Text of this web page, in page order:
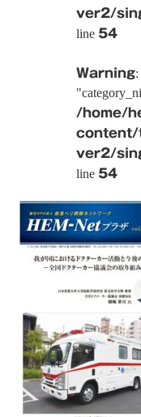
ver2/
line 54
Warning
/home/
content/
ver2/
line 54